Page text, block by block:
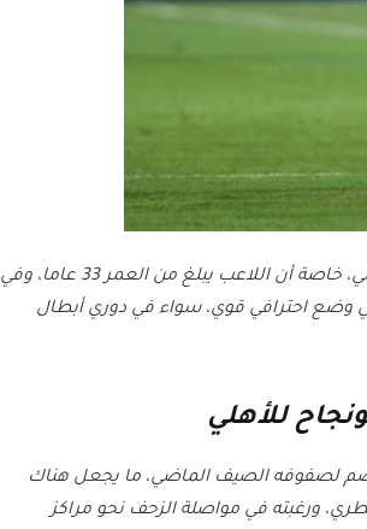
وأشار المصدر إلى أن عامل السن أيضا يبعد بغداد بونجاح عن الأهلي، خاصة أن اللاعب يبلغ من العمر 33 عاما، وفي
المنافسة في وضع احترافي قوي، سواء في دوري أبطال
للأهلي
لصفوفه الصيف الماضي، ما يجعل هناك
ورغبته في مواصلة الزحف نحو مراكز